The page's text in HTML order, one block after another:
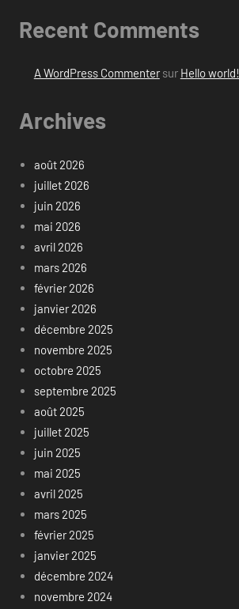
Recent Comments
A WordPress Commentersur Hello world!
Archives
août 2026
juillet 2026
juin 2026
mai 2026
avril 2026
mars 2026
février 2026
janvier 2026
décembre 2025
novembre 2025
octobre 2025
septembre 2025
août 2025
juillet 2025
juin 2025
mai 2025
avril 2025
mars 2025
février 2025
janvier 2025
décembre 2024
novembre 2024